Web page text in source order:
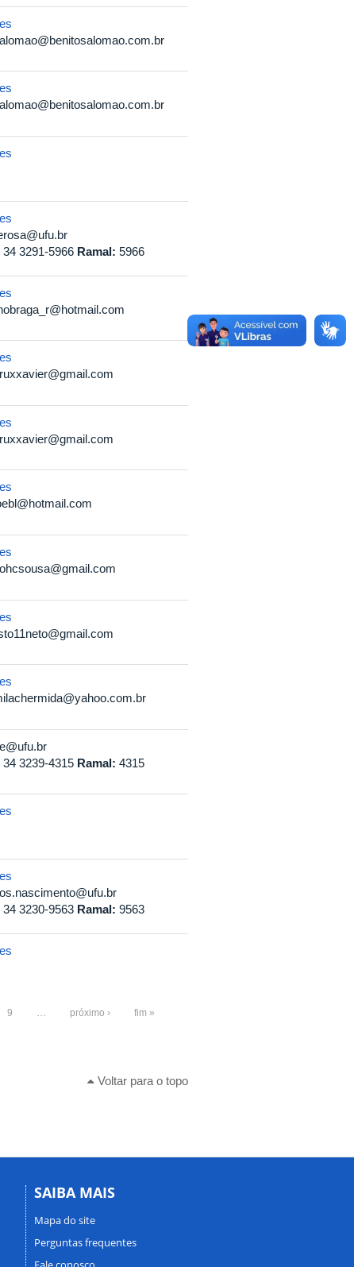
34 3291-5966 Ramal:5966
34 3239-4315 Ramal:4315
34 3230-9563 Ramal:9563
9 próximo › fim »
Voltar para o topo
SAIBA MAIS
Mapa do site
Perguntas frequentes